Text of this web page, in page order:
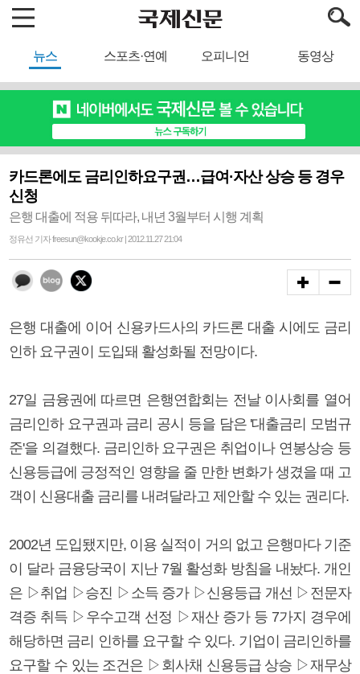
뉴스 스포츠·연예 오피니언 동영상
카드론에도 금리인하요구권…급여·자산 상승 등 경우
신청
은행 대출에 적용 뒤따라, 내년 3월부터 시행 계획
정유선 기자 freesun@kookje.co.kr | 2012.11.27 21:04
은행 대출에 이어 신용카드사의 카드론 대출 시에도 금리
인하 요구권이 도입돼 활성화될 전망이다.
27일 금융권에 따르면 은행연합회는 전날 이사회를 열어
금리인하 요구권과 금리 공시 등을 담은 '대출금리 모범규
준'을 의결했다. 금리인하 요구권은 취업이나 연봉상승 등
신용등급에 긍정적인 영향을 줄 만한 변화가 생겼을 때 고
객이 신용대출 금리를 내려달라고 제안할 수 있는 권리다.
2002년 도입됐지만, 이용 실적이 거의 없고 은행마다 기준
이 달라 금융당국이 지난 7월 활성화 방침을 내놨다. 개인
은 ▷취업 ▷승진 ▷소득 증가 ▷신용등급 개선 ▷전문자
격증 취득 ▷우수고객 선정 ▷재산 증가 등 7가지 경우에
해당하면 금리 인하를 요구할 수 있다. 기업이 금리인하를
요구할 수 있는 조건은 ▷회사채 신용등급 상승 ▷재무상